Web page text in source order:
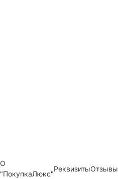
О
"ПокупкаЛюкс"
РеквизитыОтзывы